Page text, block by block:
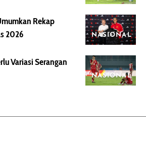
NASIONAL
Rekap
2026
NASIONAL
Variasi Serangan